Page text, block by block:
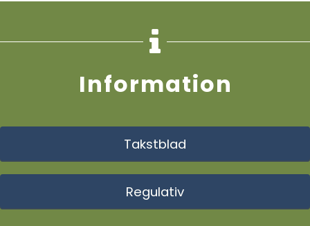
Information
Takstblad
Regulativ